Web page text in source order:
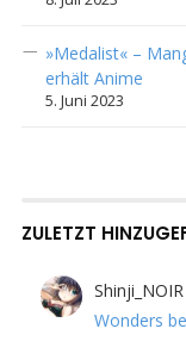
»Medalist« –
erhält Anime
5. Juni 2023
ZULETZT
Shinji_NOIR
Wonders